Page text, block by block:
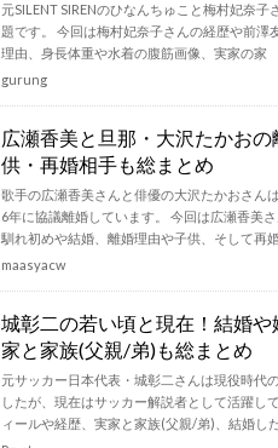
元SILENT SIRENのひなんちゅこと梅村妃奈
題です。 今回は梅村妃奈子さんの経歴や前澤
理由、身長体重や水着の腹筋画像、実家の家
gurung
広瀬香美と旦那・大沢たかお
供・再婚相手も総まとめ
歌手の広瀬香美さんと俳優の大沢たかおさん
6年に協議離婚しています。 今回は広瀬香美
馴れ初めや結婚、離婚理由や子供、そして再
maasyacw
城彰二の若い頃と現在！結婚
家と家族(父親/弟)も総まとめ
元サッカー日本代表・城彰二さんは現役時代
したが、現在はサッカー解説者として活躍し
ィールや経歴、実家と家族(父親/弟)、結婚し